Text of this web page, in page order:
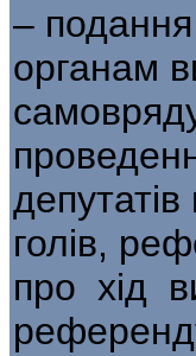
– подання
органам
голів,
про хід